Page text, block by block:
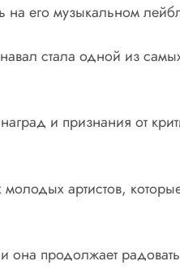
на его музыкальном
стала одной из
и признания от
артистов,
она продолжает